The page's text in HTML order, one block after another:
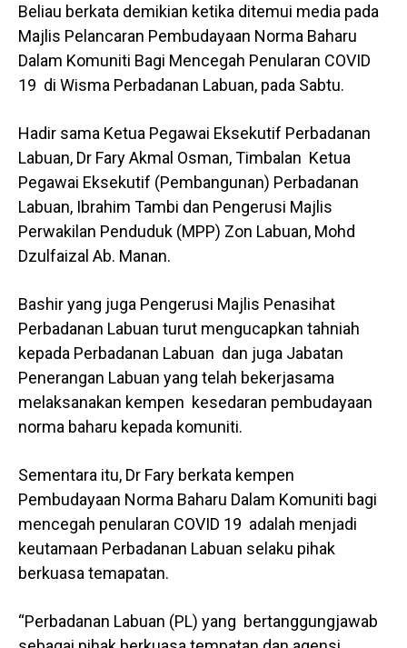
Beliau berkata demikian ketika ditemui media pada
Majlis Pelancaran Pembudayaan Norma Baharu
Dalam Komuniti Bagi Mencegah Penularan COVID
19 di Wisma Perbadanan Labuan, pada Sabtu.
Hadir sama Ketua Pegawai Eksekutif Perbadanan
Labuan, Dr Fary Akmal Osman, Timbalan Ketua
Pegawai Eksekutif (Pembangunan) Perbadanan
Labuan, Ibrahim Tambi dan Pengerusi Majlis
Perwakilan Penduduk (MPP) Zon Labuan, Mohd
Dzulfaizal Ab. Manan.
Bashir yang juga Pengerusi Majlis Penasihat
Perbadanan Labuan turut mengucapkan tahniah
kepada Perbadanan Labuan dan juga Jabatan
Penerangan Labuan yang telah bekerjasama
melaksanakan kempen kesedaran pembudayaan
norma baharu kepada komuniti.
Sementara itu, Dr Fary berkata kempen
Pembudayaan Norma Baharu Dalam Komuniti bagi
mencegah penularan COVID 19 adalah menjadi
keutamaan Perbadanan Labuan selaku pihak
berkuasa temapatan.
“Perbadanan Labuan (PL) yang bertanggungjawab